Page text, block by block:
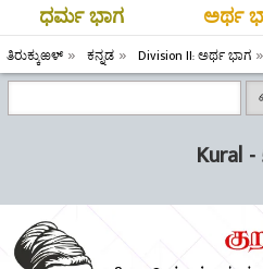
ಧರ್ಮ ಭಾಗ ಅರ್ಥ
ತಿರುಕ್ಕುಱಳ್ ಕನ್ನಡ Division II: ಅರ್ಥ ಭಾಗ
Kural -